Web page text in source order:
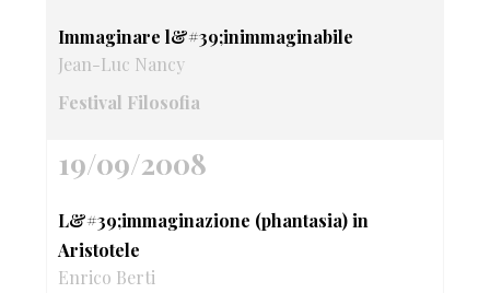
Immaginare l&#39;inimmaginabile
Jean-Luc Nancy
Festival Filosofia
19/09/2008
L&#39;immaginazione (phantasia) in
Aristotele
Enrico Berti